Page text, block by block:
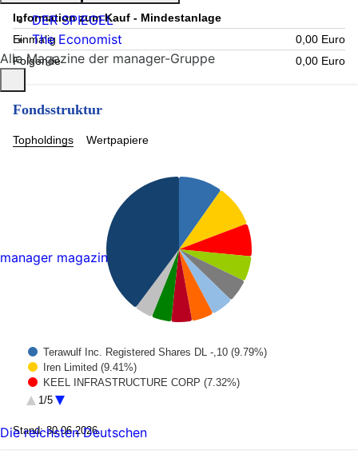
Information zum Kauf - Mindestanlage
Einmalig
0,00 Euro
Folgende
0,00 Euro
Fondsstruktur
Topholdings Wertpapiere
Terawulf Inc. Registered Shares DL -,10 (9.79%)
Iren Limited (9.41%)
KEEL INFRASTRUCTURE CORP (7.32%)
ROBINHOOD MARKETS INC - A (5.63%)
GALAXY DIGITAL PUBCO INC-A CAD NPV (4.95%)
1/5
Stand: 30.06.2026
DER SPIEGEL
The Economist
Alle Magazine der manager-Gruppe
manager magazin
Die reichsten Deutschen